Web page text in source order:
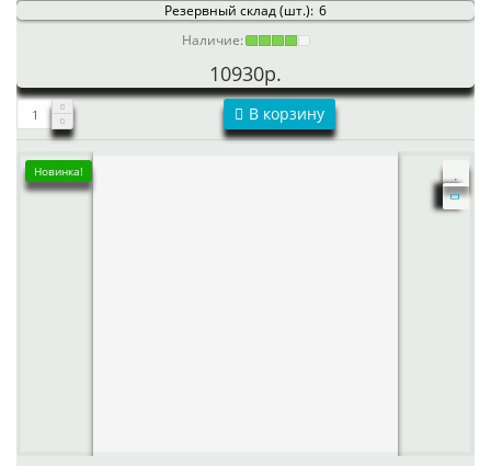
Резервный склад (шт.): 6
Наличие:
10930р.
В корзину
Новинка!